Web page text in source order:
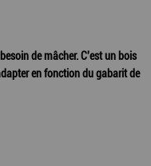
de mâcher. C'est un bois
en fonction du gabarit de